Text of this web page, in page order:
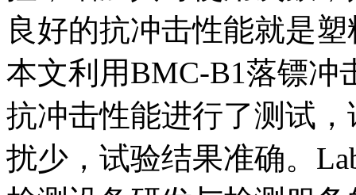
良好的抗冲击性能就是
本文利用BMC-B1落镖冲
抗冲击性能进行了测试
扰少，试验结果准确。